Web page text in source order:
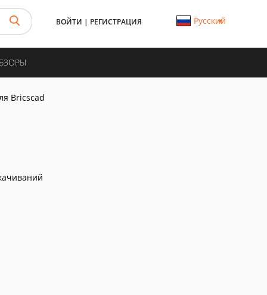
ВОЙТИ | РЕГИСТРАЦИЯ Русский
Bricscad